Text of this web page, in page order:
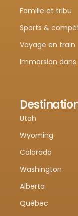
Famille et tribu
Sports &
Voyage en train
Immersion
Utah
Wyoming
Colorado
Washington
Alberta
Québec